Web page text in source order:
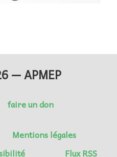
— APMEP
faire un don
Mentions légales
Flux RSS